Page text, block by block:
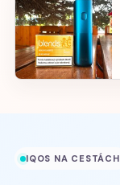
IQOS NA CESTÁCH